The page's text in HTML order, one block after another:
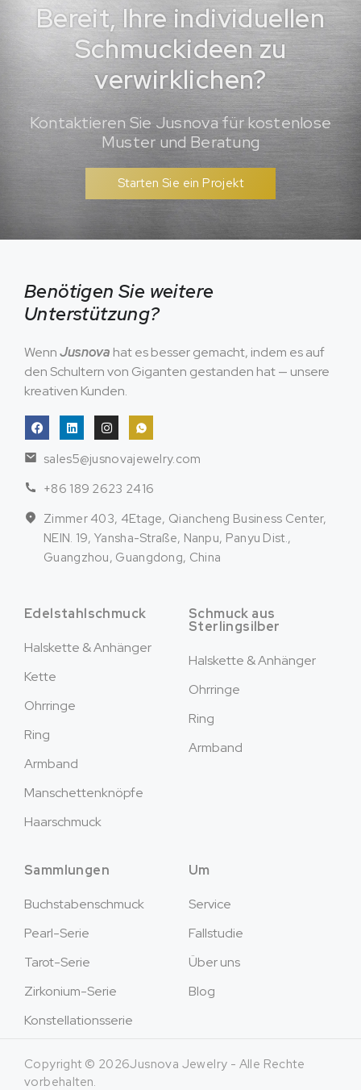
Bereit, Ihre individuellen
Schmuckideen zu
verwirklichen?
Kontaktieren Sie Jusnova für kostenlose
Muster und Beratung
Starten Sie ein Projekt
Benötigen Sie weitere
Unterstützung?
WennJusnova hat es besser gemacht, indem es auf
den Schultern von Giganten gestanden hat — unsere
kreativen Kunden.
sales5@jusnovajewelry.com
+86 189 2623 2416
Zimmer 403, 4Etage, Qiancheng Business Center,
NEIN. 19, Yansha-Straße, Nanpu, Panyu Dist.,
Guangzhou, Guangdong, China
Edelstahlschmuck
Halskette & Anhänger
Kette
Ohrringe
Ring
Armband
Manschettenknöpfe
Haarschmuck
Schmuck aus
Sterlingsilber
Halskette & Anhänger
Ohrringe
Ring
Armband
Sammlungen
Buchstabenschmuck
Pearl-Serie
Tarot-Serie
Zirkonium-Serie
Konstellationsserie
Um
Service
Fallstudie
Über uns
Blog
Copyright © 2026Jusnova Jewelry - Alle Rechte
vorbehalten.